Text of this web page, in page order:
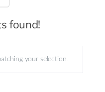
found!
your selection.